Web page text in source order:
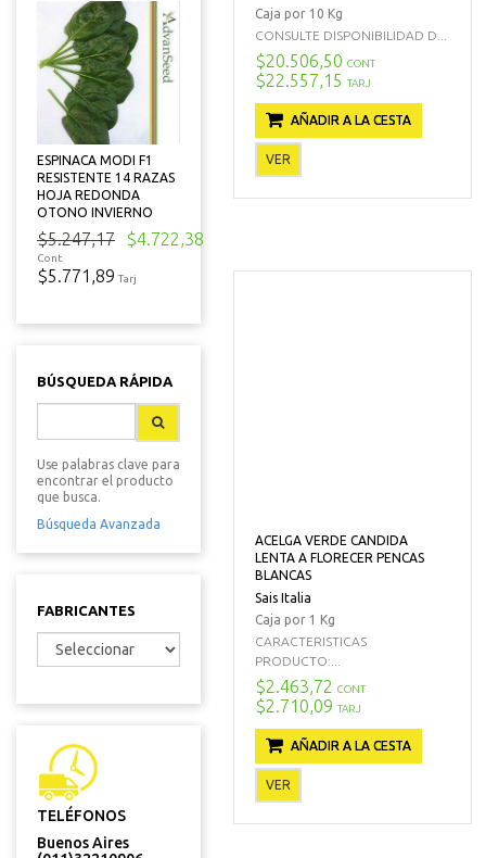
ESPINACA MODI F1
RESISTENTE 14 RAZAS
HOJA REDONDA
OTONO INVIERNO
$5.247,17 $4.722,38
Cont
$5.771,89 Tarj
BÚSQUEDA RÁPIDA
Use palabras clave para
encontrar el producto
que busca.
Búsqueda Avanzada
FABRICANTES
TELÉFONOS
Buenos Aires
Caja por 10 Kg
CONSULTE DISPONIBILIDAD D...
$20.506,50 CONT
$22.557,15 TARJ
AÑADIR A LA CESTA
VER
ACELGA VERDE CANDIDA
LENTA A FLORECER PENCAS
BLANCAS
Sais Italia
Caja por 1 Kg
CARACTERISTICAS
PRODUCTO:...
$2.463,72 CONT
$2.710,09 TARJ
AÑADIR A LA CESTA
VER